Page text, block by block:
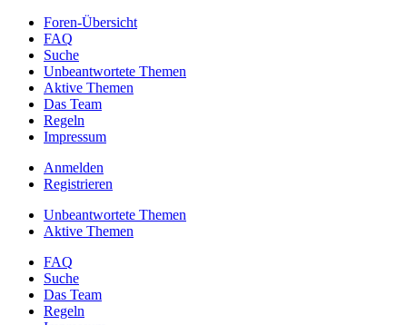
Foren-Übersicht
FAQ
Suche
Unbeantwortete Themen
Aktive Themen
Das Team
Regeln
Impressum
Anmelden
Registrieren
Unbeantwortete Themen
Aktive Themen
FAQ
Suche
Das Team
Regeln